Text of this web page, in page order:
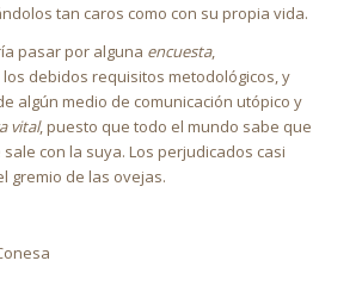
tan caros como con su propia vida.
pasar por alguna encuesta,
debidos requisitos metodológicos, y
algún medio de comunicación utópico y
vital, puesto que todo el mundo sabe que
con la suya. Los perjudicados casi
gremio de las ovejas.